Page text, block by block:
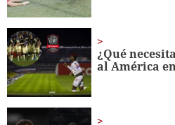
¿Qué
al América